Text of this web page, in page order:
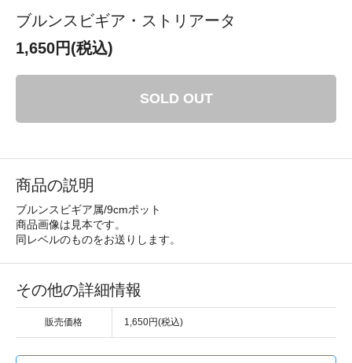
ブルンスビギア・ストリアータ
1,650円(税込)
SOLD OUT
商品の説明
ブルンスビギア属/9cmポット
商品画像は見本です。
同レベルのものをお送りします。
その他の詳細情報
販売価格 1,650円(税込)